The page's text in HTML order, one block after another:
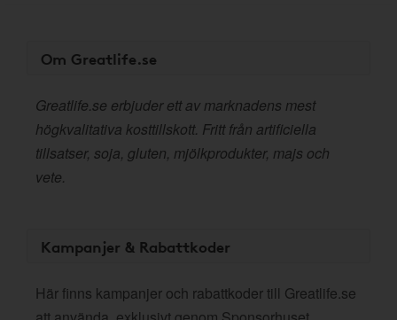
Om Greatlife.se
Greatlife.se erbjuder ett av marknadens mest
högkvalitativa kosttillskott. Fritt från artificiella
tillsatser, soja, gluten, mjölkprodukter, majs och
vete.
Kampanjer & Rabattkoder
Här finns kampanjer och rabattkoder till Greatlife.se